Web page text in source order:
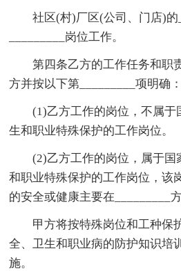
社区(村)厂区(公司、门店)的
_________岗位工作。
第四条乙方的工作任务和职
方并按以下第_________项明确：
(1)乙方工作的岗位，不属于
生和职业特殊保护的工作岗位。
(2)乙方工作的岗位，属于国
和职业特殊保护的工作岗位，该
的安全或健康主要在_________
甲方将按特殊岗位和工种保
全、卫生和职业病的防护知识培
施。